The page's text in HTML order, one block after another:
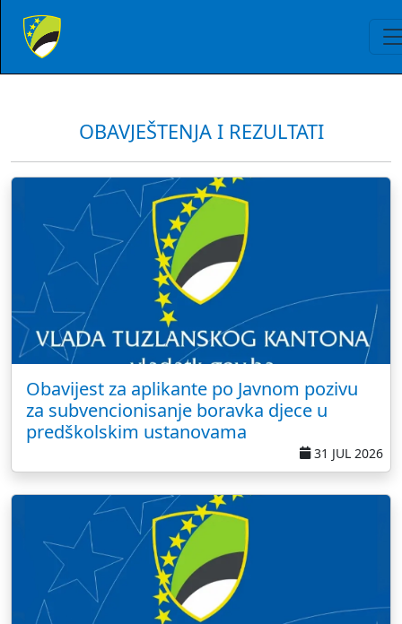
OBAVJEŠTENJA I REZULTATI
Obavijest za aplikante po Javnom pozivu
za subvencionisanje boravka djece u
predškolskim ustanovama
31 JUL 2026